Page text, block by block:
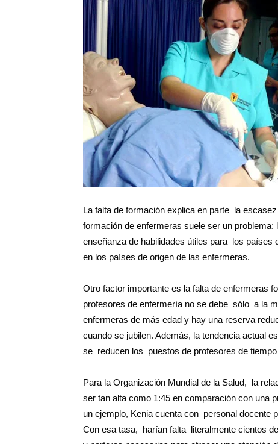
Salud
Argentina
La falta de formación explica en parte la
formación de enfermeras suele ser un
enseñanza de habilidades útiles para los
en los países de origen de las enfermeras.
Otro factor importante es la falta de enfermeras
profesores de enfermería no se debe sólo a la
enfermeras de más edad y hay una reserva
cuando se jubilen. Además, la tendencia actual
se reducen los puestos de profesores de tiempo
Para la Organización Mundial de la Salud, la
ser tan alta como 1:45 en comparación con una
un ejemplo, Kenia cuenta con personal docente
Con esa tasa, harían falta literalmente cientos